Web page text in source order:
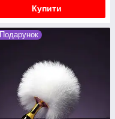
Купити
Подарунок